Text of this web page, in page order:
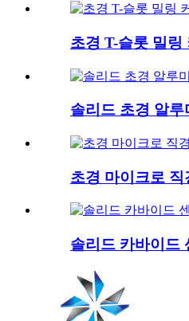
초경 T-슬롯 밀링
솔리드 초경 알루
초경 마이크로 직
솔리드 카바이드